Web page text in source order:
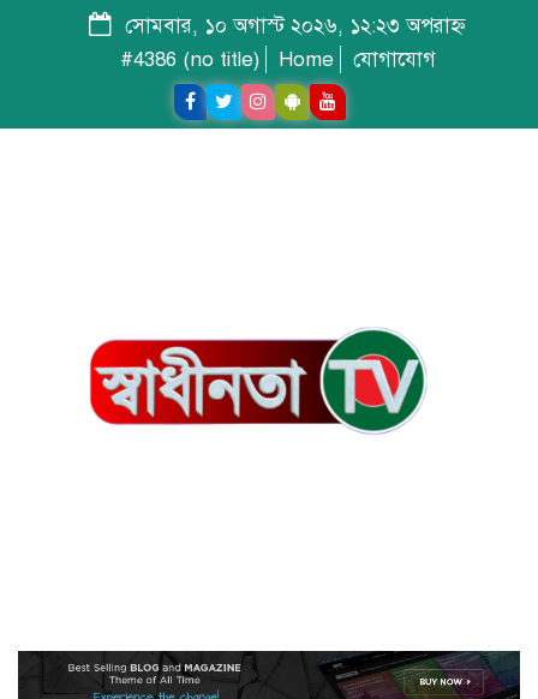
সোমবার, ১০ অগাস্ট ২০২৬, ১২:২৩ অপরাহ্ন
#4386 (no title)
Home যোগাযোগ